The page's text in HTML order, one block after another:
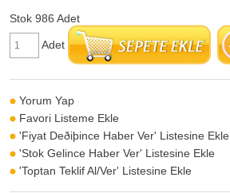
Stok 986 Adet
Adet
Yorum Yap
Favori Listeme Ekle
'Fiyat Deðiþince Haber Ver' Listesine Ekle
'Stok Gelince Haber Ver' Listesine Ekle
'Toptan Teklif Al/Ver' Listesine Ekle